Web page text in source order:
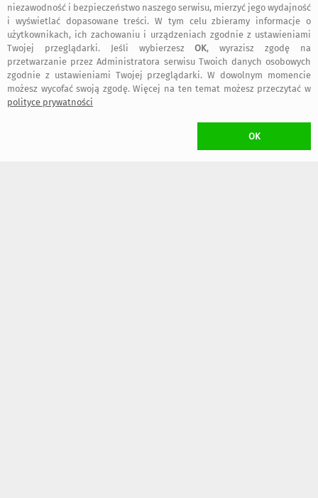
19 grudnia 2025
Marta: Wspaniała obsługa, znakomita komunikacja i idealny naszyjnik,
polecam :)
niezawodność i bezpieczeństwo naszego serwisu, mierzyć jego wydajność
i wyświetlać dopasowane treści. W tym celu zbieramy informacje o
użytkownikach, ich zachowaniu i urządzeniach zgodnie z ustawieniami
Twojej przeglądarki. Jeśli wybierzeszOK, wyrazisz zgodę na
przetwarzanie przez Administratora serwisu Twoich danych osobowych
zgodnie z ustawieniami Twojej przeglądarki. W dowolnym momencie
możesz wycofać swoją zgodę. Więcej na ten temat możesz przeczytać w
polityce prywatności
OK